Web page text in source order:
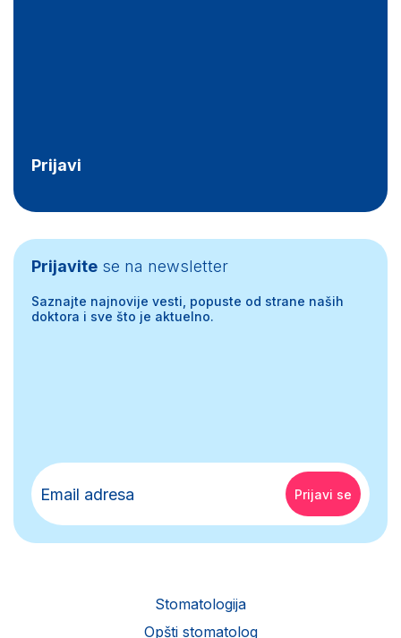
Prijavi
Prijavite se na newsletter
Saznajte najnovije vesti, popuste od strane naših
doktora i sve što je aktuelno.
Stomatologija
Opšti stomatolog